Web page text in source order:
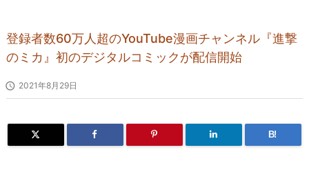
登録者数60万人超のYouTube漫画チャンネル『進撃
のミカ』初のデジタルコミックが配信開始
 2021年8月29日
B!